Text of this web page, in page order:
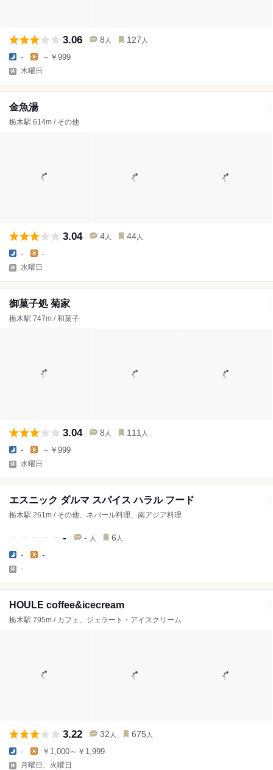
3.06 8 人 127 人
- ～￥999
木曜日
金魚湯
栃木駅 614m / その他
3.04 4 人 44 人
- -
水曜日
御菓子処 菊家
栃木駅 747m / 和菓子
3.04 8 人 111 人
- ～￥999
水曜日
エスニック ダルマ スパイス ハラル フード
栃木駅 261m / その他、ネパール料理、南アジア料理
- - 人 6 人
- -
-
HOULE coffee&icecream
栃木駅 795m / カフェ、ジェラート・アイスクリーム
3.22 32 人 675 人
- ￥1,000～￥1,999
月曜日、火曜日